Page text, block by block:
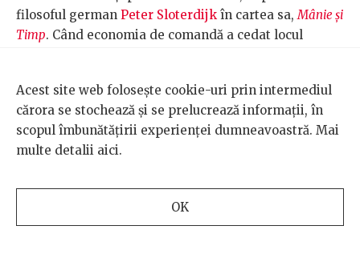
filosoful german Peter Sloterdijk în cartea sa,Mânie și
Timp. Când economia de comandă a cedat locul
Conform lui Sloterdijk, această mutație nu a fost doar
economică, ci și psihologică: furia și mândria care
animaseră rezistența față de comunism s-au
transformat treptat în lăcomie, un impuls hrănit din
felul în care ideea că banii pot produce bani a fost
Acest site web folosește cookie-uri prin intermediul
cărora se stochează și se prelucrează informații, în
scopul îmbunătățirii experienței dumneavoastră. Mai
multe detalii aici.
OK